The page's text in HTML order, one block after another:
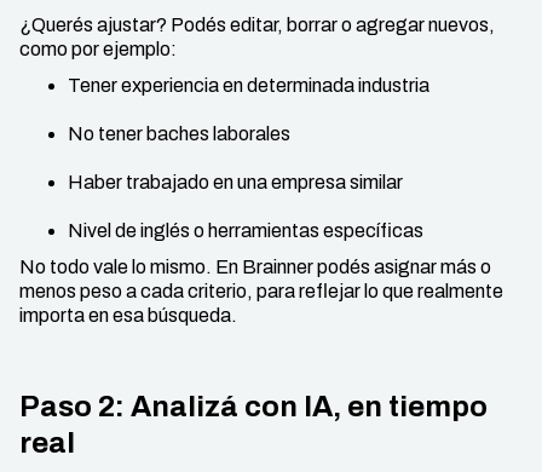
¿Querés ajustar? Podés editar, borrar o agregar nuevos,
como por ejemplo:
Tener experiencia en determinada industria
No tener baches laborales
Haber trabajado en una empresa similar
Nivel de inglés o herramientas específicas
No todo vale lo mismo. En Brainner podés asignar más o
menos peso a cada criterio, para reflejar lo que realmente
importa en esa búsqueda.
Paso 2: Analizá con IA, en tiempo
real